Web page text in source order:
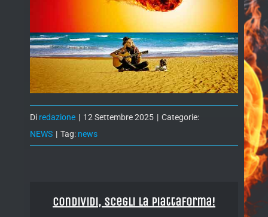
Di redazione | 12 Settembre 2025 | Categorie:
NEWS | Tag: news
Condividi, Scegli la piattaforma!